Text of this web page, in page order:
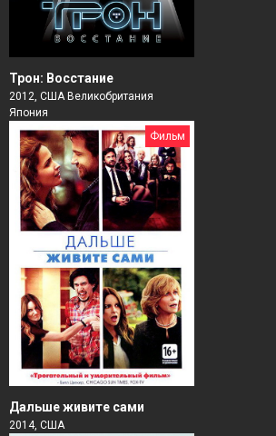
Трон: Восстание
2012, США Великобритания
Япония
Фильм
Дальше живите сами
2014, США